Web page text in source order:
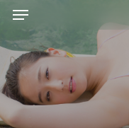
Skip
main
content
Menu